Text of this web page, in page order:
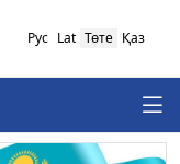
Қаз
Төте
Lat
Рус